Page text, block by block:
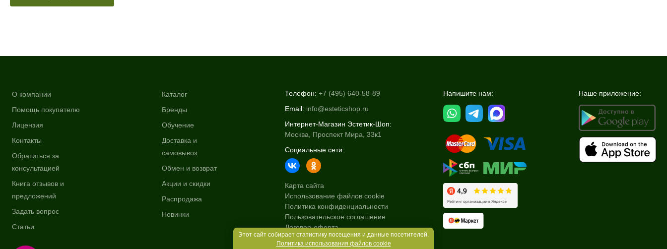
О компании
Помощь покупателю
Лицензия
Контакты
Обратиться за
консультацией
Книга отзывов и
предложений
Задать вопрос
Статьи
Каталог
Бренды
Обучение
Доставка и
самовывоз
Обмен и возврат
Акции и скидки
Распродажа
Новинки
Телефон: +7 (495) 640-58-89
Email: info@esteticshop.ru
Интернет-Магазин Эстетик-Шоп:
Москва, Проспект Мира, 33к1
Социальные сети:
Карта сайта
Использование файлов cookie
Политика конфиденциальности
Пользовательское соглашение
Договор-оферта
Напишите нам: Наше приложение:
Этот сайт собирает статистику посещения и данные посетителей.
Политика использования файлов cookie